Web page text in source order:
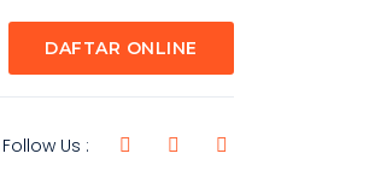
DAFTAR ONLINE
Follow Us :